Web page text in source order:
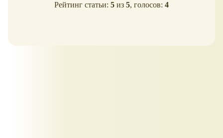
Рейтинг статьи: 5 из 5, голосов: 4